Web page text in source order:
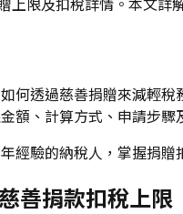
何透過慈善捐贈來減輕
額、計算方式、申請步
經驗的納稅人，掌握捐
善捐款扣稅上限